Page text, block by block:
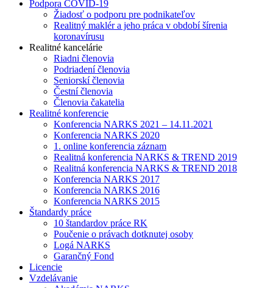
Podpora COVID-19
Žiadosť o podporu pre podnikateľov
Realitný maklér a jeho práca v období šírenia
koronavírusu
Realitné kancelárie
Riadni členovia
Podriadení členovia
Seniorskí členovia
Čestní členovia
Členovia čakatelia
Realitné konferencie
Konferencia NARKS 2021 – 14.11.2021
Konferencia NARKS 2020
1. online konferencia záznam
Realitná konferencia NARKS & TREND 2019
Realitná konferencia NARKS & TREND 2018
Konferencia NARKS 2017
Konferencia NARKS 2016
Konferencia NARKS 2015
Štandardy práce
10 štandardov práce RK
Poučenie o právach dotknutej osoby
Logá NARKS
Garančný Fond
Licencie
Vzdelávanie